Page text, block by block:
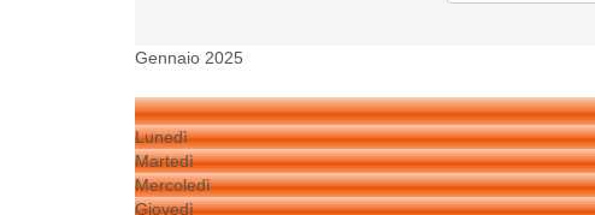
Gennaio 2025
Lunedì
Martedì
Mercoledì
Giovedì